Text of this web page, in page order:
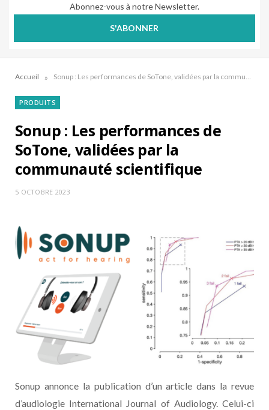
Abonnez-vous à notre Newsletter.
S'ABONNER
Accueil » Sonup : Les performances de SoTone, validées par la communauté scientifique
PRODUITS
Sonup : Les performances de
SoTone, validées par la
communauté scientifique
5 OCTOBRE 2023
Sonup annonce la publication d’un article dans la revue
d’audiologie International Journal of Audiology. Celui-ci